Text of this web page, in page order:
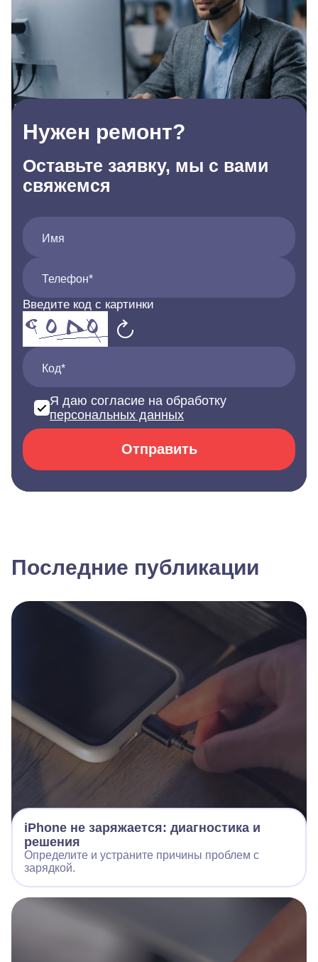
Нужен ремонт?
Оставьте заявку, мы с вами
свяжемся
Имя
Телефон*
Введите код с картинки
Код*
Я даю согласие на обработку
персональных данных
Отправить
Последние публикации
iPhone не заряжается: диагностика и
решения
Определите и устраните причины проблем с
зарядкой.